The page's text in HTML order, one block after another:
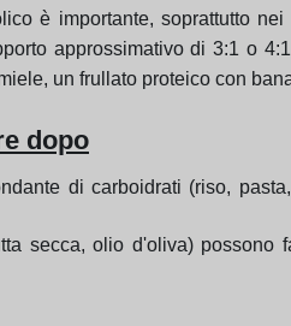
è importante, soprattutto
approssimativo di 3:1 o
un frullato proteico con
dopo
di carboidrati (riso,
secca, olio d'oliva)